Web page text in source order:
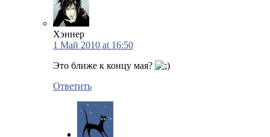
Хэннер
1 Май 2010 at 16:50
Это ближе к концу мая?
Ответить